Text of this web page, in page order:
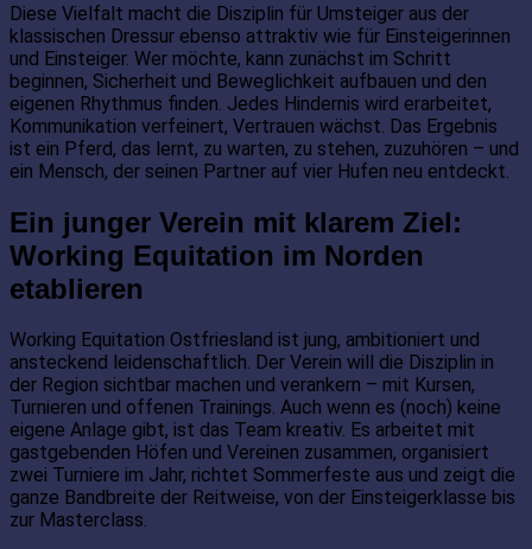
Diese Vielfalt macht die Disziplin für Umsteiger aus der
klassischen Dressur ebenso attraktiv wie für Einsteigerinnen
und Einsteiger. Wer möchte, kann zunächst im Schritt
beginnen, Sicherheit und Beweglichkeit aufbauen und den
eigenen Rhythmus finden. Jedes Hindernis wird erarbeitet,
Kommunikation verfeinert, Vertrauen wächst. Das Ergebnis
ist ein Pferd, das lernt, zu warten, zu stehen, zuzuhören – und
ein Mensch, der seinen Partner auf vier Hufen neu entdeckt.
Ein junger Verein mit klarem Ziel:
Working Equitation im Norden
etablieren
Working Equitation Ostfriesland ist jung, ambitioniert und
ansteckend leidenschaftlich. Der Verein will die Disziplin in
der Region sichtbar machen und verankern – mit Kursen,
Turnieren und offenen Trainings. Auch wenn es (noch) keine
eigene Anlage gibt, ist das Team kreativ. Es arbeitet mit
gastgebenden Höfen und Vereinen zusammen, organisiert
zwei Turniere im Jahr, richtet Sommerfeste aus und zeigt die
ganze Bandbreite der Reitweise, von der Einsteigerklasse bis
zur Masterclass.